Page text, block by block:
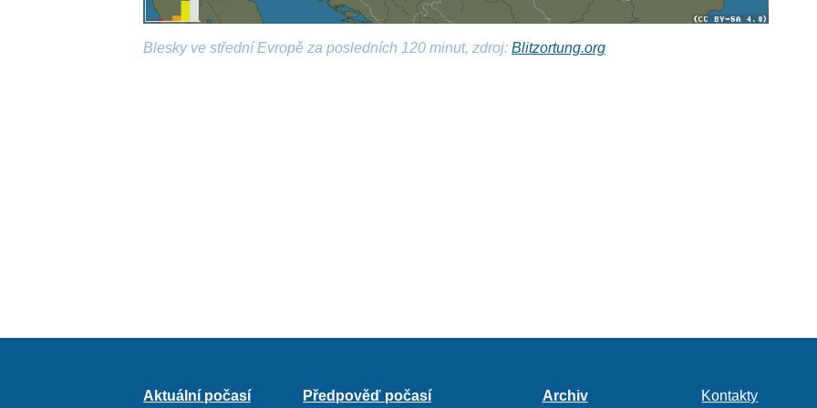
Blesky ve střední Evropě za posledních 120 minut, zdroj:Blitzortung.org
Aktuální počasí Předpověď počasí Archiv Kontakty